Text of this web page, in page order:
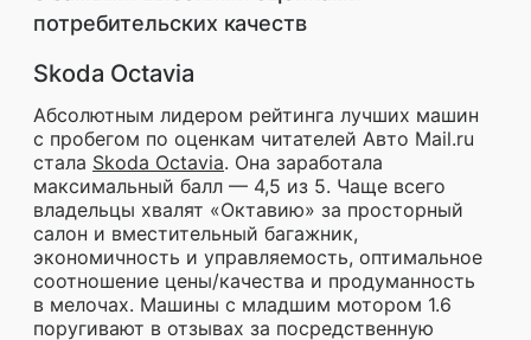
потребительских качеств
Skoda Octavia
Абсолютным лидером рейтинга лучших машин
с пробегом по оценкам читателей Авто Mail.ru
стала Skoda Octavia. Она заработала
максимальный балл — 4,5 из 5. Чаще всего
владельцы хвалят «Октавию» за просторный
салон и вместительный багажник,
экономичность и управляемость, оптимальное
соотношение цены/качества и продуманность
в мелочах. Машины с младшим мотором 1.6
поругивают в отзывах за посредственную